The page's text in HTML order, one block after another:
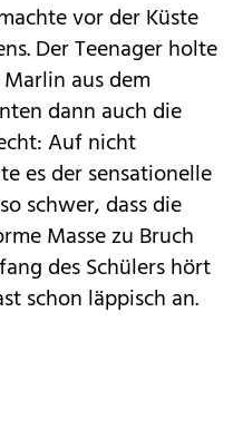
vor der Küste
Der Teenager holte
aus dem
dann auch die
Auf nicht
es der sensationelle
schwer, dass die
Masse zu Bruch
des Schülers hört
schon läppisch an.